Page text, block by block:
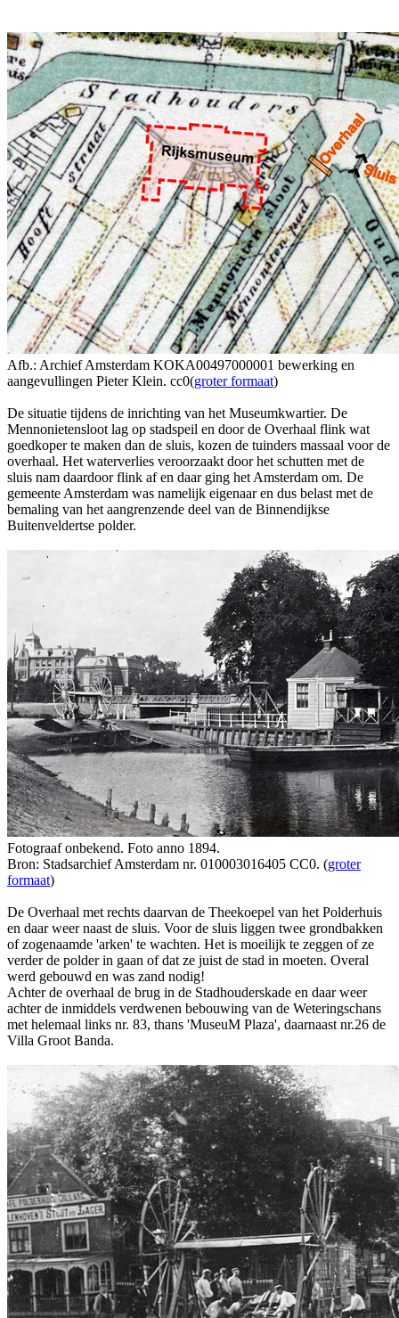
Afb.: Archief Amsterdam KOKA00497000001 bewerking en
aangevullingen Pieter Klein. cc0(groter formaat)
De situatie tijdens de inrichting van het Museumkwartier. De
Mennonietensloot lag op stadspeil en door de Overhaal flink wat
goedkoper te maken dan de sluis, kozen de tuinders massaal voor de
overhaal. Het waterverlies veroorzaakt door het schutten met de
sluis nam daardoor flink af en daar ging het Amsterdam om. De
gemeente Amsterdam was namelijk eigenaar en dus belast met de
bemaling van het aangrenzende deel van de Binnendijkse
Buitenveldertse polder.
Fotograaf onbekend. Foto anno 1894.
Bron: Stadsarchief Amsterdam nr. 010003016405 CC0. (groter
formaat)
De Overhaal met rechts daarvan de Theekoepel van het Polderhuis
en daar weer naast de sluis. Voor de sluis liggen twee grondbakken
of zogenaamde 'arken' te wachten. Het is moeilijk te zeggen of ze
verder de polder in gaan of dat ze juist de stad in moeten. Overal
werd gebouwd en was zand nodig!
Achter de overhaal de brug in de Stadhouderskade en daar weer
achter de inmiddels verdwenen bebouwing van de Weteringschans
met helemaal links nr. 83, thans 'MuseuM Plaza', daarnaast nr.26 de
Villa Groot Banda.